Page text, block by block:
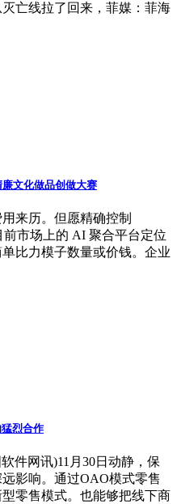
亡线拉了回来，菲媒：菲海
文化做品创做大赛
来历。但愿精确控制
前市场上的 AI 聚合平台定位
比力模子数量或价钱。企业
烈合作
件网讯)11月30日动静，保
影响。通过OAO模式零售
零售模式。也能够把线下商